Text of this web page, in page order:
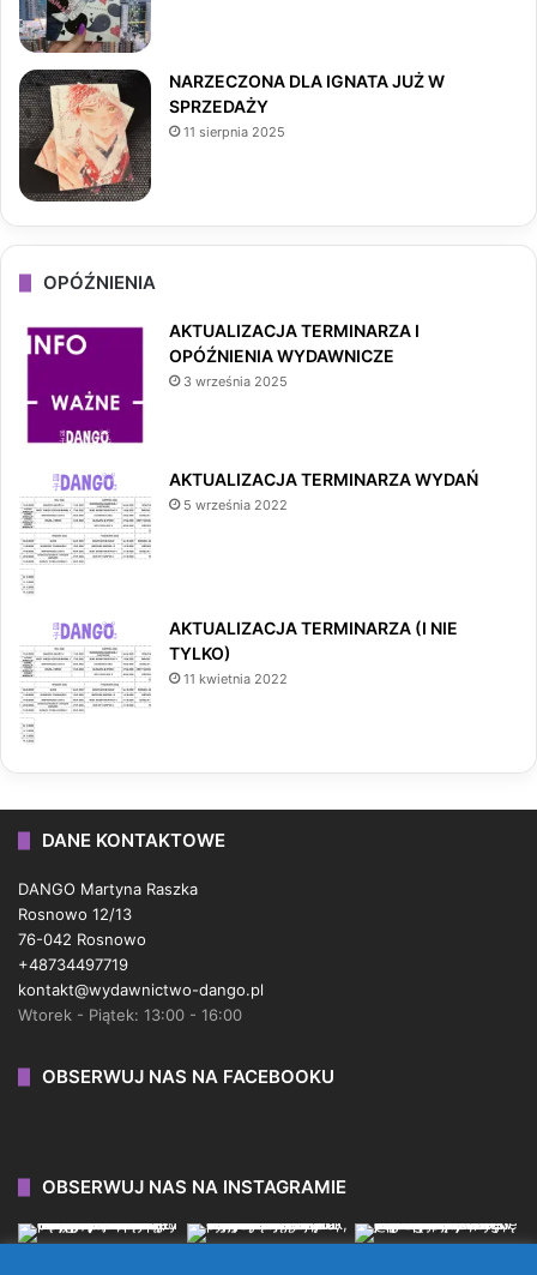
NARZECZONA DLA IGNATA JUŻ W
SPRZEDAŻY
11 sierpnia 2025
OPÓŹNIENIA
AKTUALIZACJA TERMINARZA I
OPÓŹNIENIA WYDAWNICZE
3 września 2025
AKTUALIZACJA TERMINARZA WYDAŃ
5 września 2022
AKTUALIZACJA TERMINARZA (I NIE
TYLKO)
11 kwietnia 2022
DANE KONTAKTOWE
DANGO Martyna Raszka
Rosnowo 12/13
76-042 Rosnowo
+48734497719
kontakt@wydawnictwo-dango.pl
Wtorek - Piątek: 13:00 - 16:00
OBSERWUJ NAS NA FACEBOOKU
OBSERWUJ NAS NA INSTAGRAMIE